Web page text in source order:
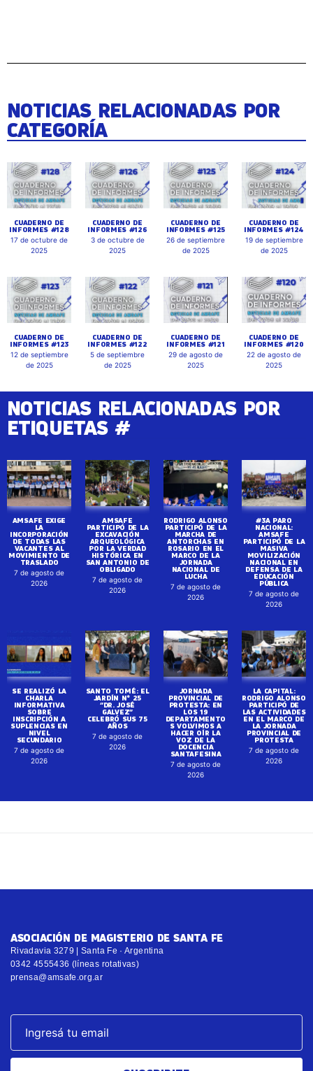
NOTICIAS RELACIONADAS POR
CATEGORÍA
CUADERNO DE
INFORMES #128
17 de octubre de
2025
CUADERNO DE
INFORMES #126
3 de octubre de
2025
CUADERNO DE
INFORMES #125
26 de septiembre
de 2025
CUADERNO DE
INFORMES #124
19 de septiembre
de 2025
CUADERNO DE
INFORMES #123
12 de septiembre
de 2025
CUADERNO DE
INFORMES #122
5 de septiembre
de 2025
CUADERNO DE
INFORMES #121
29 de agosto de
2025
CUADERNO DE
INFORMES #120
22 de agosto de
2025
NOTICIAS RELACIONADAS POR
ETIQUETAS #
AMSAFE EXIGE
LA
INCORPORACIÓN
DE TODAS LAS
VACANTES AL
MOVIMIENTO DE
TRASLADO
7 de agosto de
2026
AMSAFE
PARTICIPÓ DE LA
EXCAVACIÓN
ARQUEOLÓGICA
POR LA VERDAD
HISTÓRICA EN
SAN ANTONIO DE
OBLIGADO
7 de agosto de
2026
RODRIGO ALONSO
PARTICIPÓ DE LA
MARCHA DE
ANTORCHAS EN
ROSARIO EN EL
MARCO DE LA
JORNADA
NACIONAL DE
LUCHA
7 de agosto de
2026
#3A PARO
NACIONAL:
AMSAFE
PARTICIPÓ DE LA
MASIVA
MOVILIZACIÓN
NACIONAL EN
DEFENSA DE LA
EDUCACIÓN
PÚBLICA
7 de agosto de
2026
SE REALIZÓ LA
CHARLA
INFORMATIVA
SOBRE
INSCRIPCIÓN A
SUPLENCIAS EN
NIVEL
SECUNDARIO
7 de agosto de
2026
SANTO TOMÉ: EL
JARDÍN N° 25
“DR. JOSÉ
GALVEZ”
CELEBRÓ SUS 75
AÑOS
7 de agosto de
2026
JORNADA
PROVINCIAL DE
PROTESTA: EN
LOS 19
DEPARTAMENTO
S VOLVIMOS A
HACER OÍR LA
VOZ DE LA
DOCENCIA
SANTAFESINA
7 de agosto de
2026
LA CAPITAL:
RODRIGO ALONSO
PARTICIPÓ DE
LAS ACTIVIDADES
EN EL MARCO DE
LA JORNADA
PROVINCIAL DE
PROTESTA
7 de agosto de
2026
ASOCIACIÓN DE MAGISTERIO DE SANTA FE
Rivadavia 3279 | Santa Fe · Argentina
0342 4555436 (líneas rotativas)
prensa@amsafe.org.ar